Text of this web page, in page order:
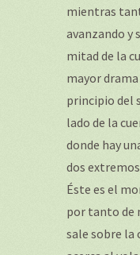
mientras
avanzando y
mitad de la
mayor
principio del
lado de la
donde hay
dos
Éste es el
por tanto de
sale sobre la